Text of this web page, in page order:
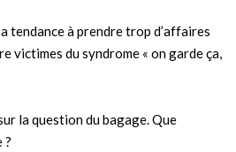
tendance à prendre trop d’affaires
victimes du syndrome « on garde ça,
la question du bagage. Que
?